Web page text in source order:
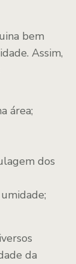
bem
Assim,
área;
dos
da